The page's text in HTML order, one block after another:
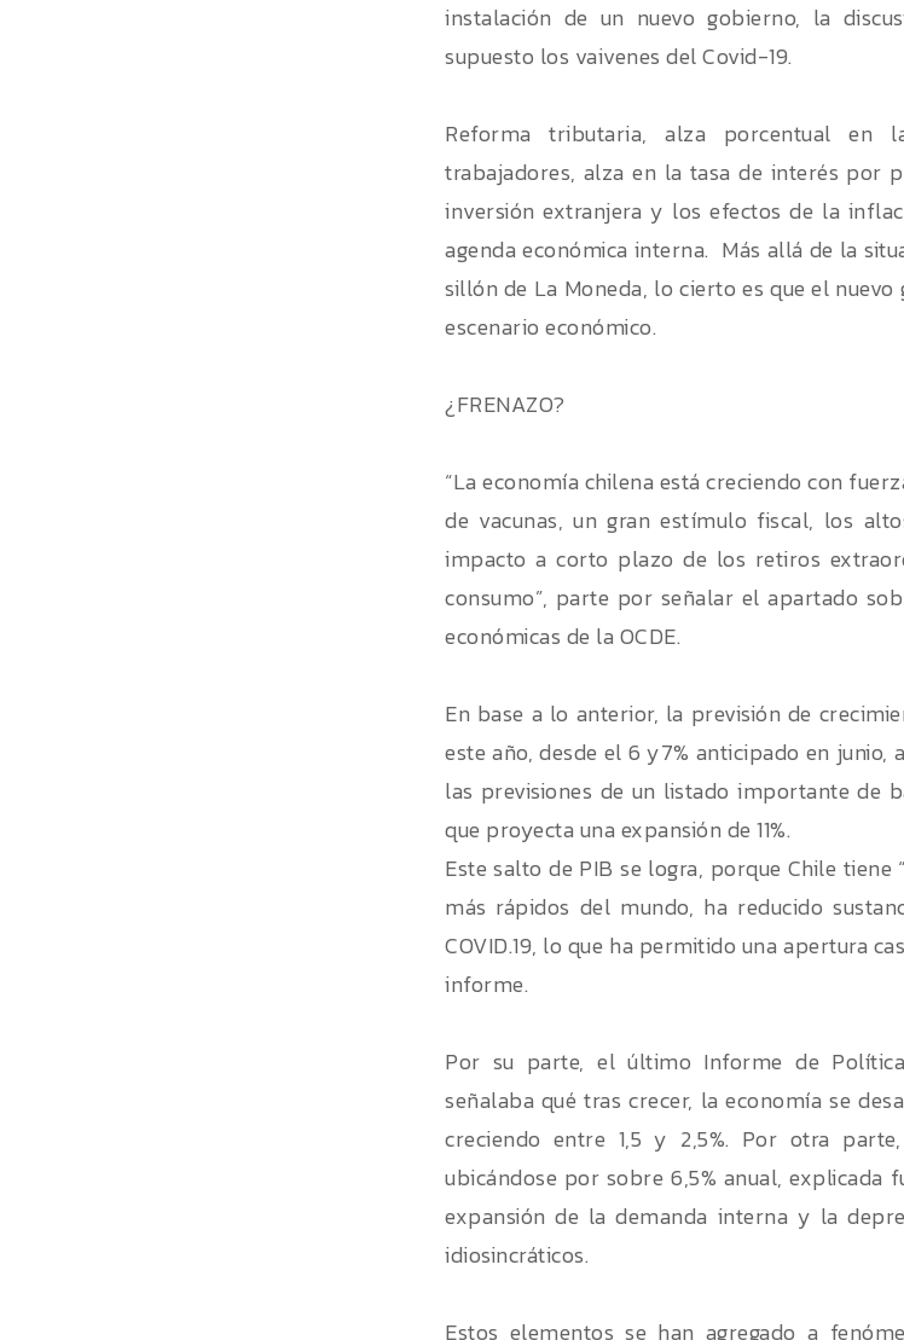
instalación de un nuevo gobierno, la
supuesto los vaivenes del Covid-19.
Reforma tributaria, alza porcentual en
trabajadores, alza en la tasa de interés por
inversión extranjera y los efectos de la
agenda económica interna. Más allá de la
sillón de La Moneda, lo cierto es que el
escenario económico.
¿FRENAZO?
“La economía chilena está creciendo con
de vacunas, un gran estímulo fiscal, los
impacto a corto plazo de los retiros
consumo”, parte por señalar el apartado
económicas de la OCDE.
En base a lo anterior, la previsión de
este año, desde el 6 y7% anticipado en junio,
las previsiones de un listado importante de
que proyecta una expansión de 11%.
Este salto de PIB se logra, porque Chile
más rápidos del mundo, ha reducido
COVID.19, lo que ha permitido una apertura
informe.
Por su parte, el último Informe de
señalaba qué tras crecer, la economía se
creciendo entre 1,5 y 2,5%. Por otra
ubicándose por sobre 6,5% anual,
expansión de la demanda interna y la
idiosincráticos.
Estos elementos se han agregado a